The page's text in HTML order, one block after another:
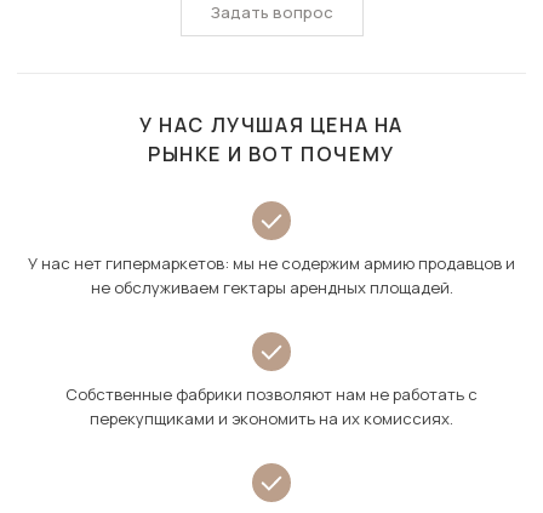
Задать вопрос
У НАС ЛУЧШАЯ ЦЕНА НА
РЫНКЕ И ВОТ ПОЧЕМУ
У нас нет гипермаркетов: мы не содержим армию продавцов и
не обслуживаем гектары арендных площадей.
Собственные фабрики позволяют нам не работать с
перекупщиками и экономить на их комиссиях.